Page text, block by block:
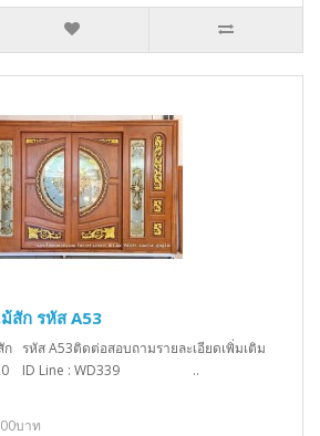
สัก รหัส A53
รหัส A53ติดต่อสอบถามรายละเอียดเพิ่มเติม
ID Line : WD339 ..
บาท